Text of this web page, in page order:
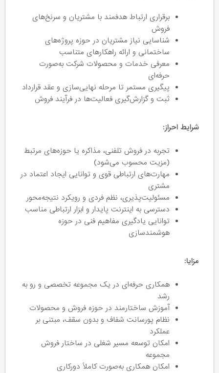
برقراری ارتباط هدفمند با مشتریان و سرنخ‌های
فروش
شناسایی نیاز مشتریان در حوزه پروژه‌های
ساختمانی و ارائه راهکارهای متناسب
معرفی خدمات و محصولات شرکت به‌صورت
حرفه‌ای
پیگیری مستمر تا مرحله نهایی‌سازی و عقد قرارداد
ثبت و گزارش‌گیری فعالیت‌ها در فرآیند فروش
شرایط احراز:
تجربه در فروش تلفنی، مذاکره یا حوزه‌های مرتبط
(مزیت محسوب می‌شود)
مهارت‌های ارتباطی قوی و توانایی ایجاد اعتماد در
مشتری
مسئولیت‌پذیری، نظم فردی و رویکرد نتیجه‌محور
دسترسی به اینترنت پایدار و ابزار ارتباطی مناسب
توانایی یادگیری مفاهیم فنی در حوزه
هوشمندسازی
مزایا:
همکاری حرفه‌ای در یک مجموعه تخصصی و رو به
رشد
آموزش ساختارمند در حوزه فروش و محصولات
نظام پورسانت شفاف و بدون سقف، مبتنی بر
عملکرد
امکان توسعه مسیر شغلی در ساختار فروش
مجموعه
امکان همکاری به‌صورت کاملاً دورکاری